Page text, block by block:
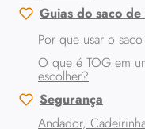
Guias do saco
Por que usar o
O que é TOG em
escolher?
Segurança
Andador,